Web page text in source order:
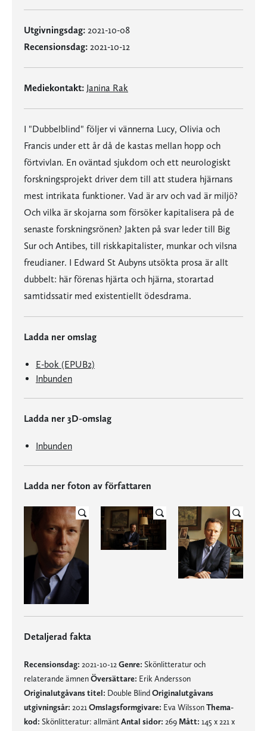
Utgivningsdag: 2021-10-08
Recensionsdag: 2021-10-12
Mediekontakt: Janina Rak
I "Dubbelblind" följer vi vännerna Lucy, Olivia och
Francis under ett år då de kastas mellan hopp och
förtvivlan. En oväntad sjukdom och ett neurologiskt
forskningsprojekt driver dem till att studera hjärnans
mest intrikata funktioner. Vad är arv och vad är miljö?
Och vilka är skojarna som försöker kapitalisera på de
senaste forskningsrönen? Jakten på svar leder till Big
Sur och Antibes, till riskkapitalister, munkar och vilsna
freudianer. I Edward St Aubyns utsökta prosa är allt
dubbelt: här förenas hjärta och hjärna, storartad
samtidssatir med existentiellt ödesdrama.
Ladda ner omslag
E-bok (EPUB2)
Inbunden
Ladda ner 3D-omslag
Inbunden
Ladda ner foton av författaren
Detaljerad fakta
Recensionsdag: 2021-10-12 Genre: Skönlitteratur och
relaterande ämnenÖversättare: Erik Andersson
Originalutgåvans titel: Double BlindOriginalutgåvans
utgivningsår: 2021 Omslagsformgivare: Eva WilssonThema-
kod: Skönlitteratur: allmäntAntal sidor: 269 Mått: 145 x 221 x